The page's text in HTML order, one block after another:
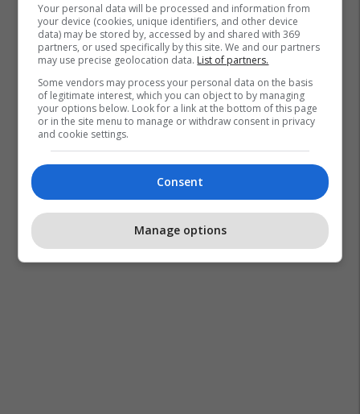
Your personal data will be processed and information from
your device (cookies, unique identifiers, and other device
data) may be stored by, accessed by and shared with 369
partners, or used specifically by this site. We and our partners
may use precise geolocation data. List of partners.
Some vendors may process your personal data on the basis
of legitimate interest, which you can object to by managing
your options below. Look for a link at the bottom of this page
or in the site menu to manage or withdraw consent in privacy
and cookie settings.
Consent
Manage options